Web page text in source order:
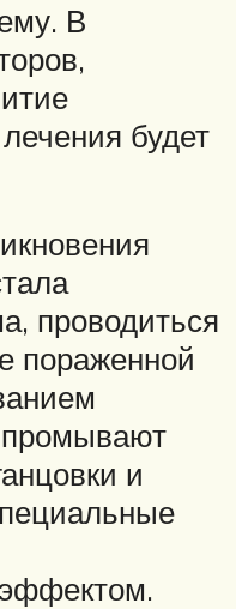
В
будет
проводиться
пораженной
промывают
и